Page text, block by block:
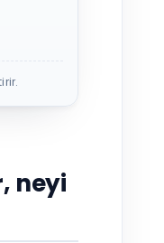
neyi